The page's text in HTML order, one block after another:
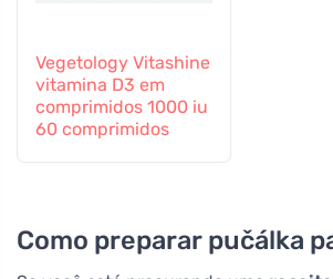
Vegetology Vitashine
vitamina D3 em
comprimidos 1000 iu
60 comprimidos
Como preparar pučálka